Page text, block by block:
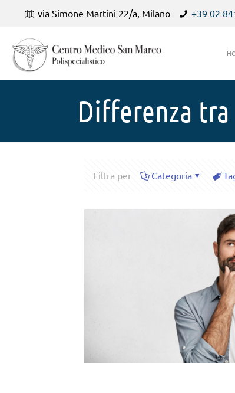
via Simone Martini 22/a, Milano +39 02
Differenza
Filtra per Categoria